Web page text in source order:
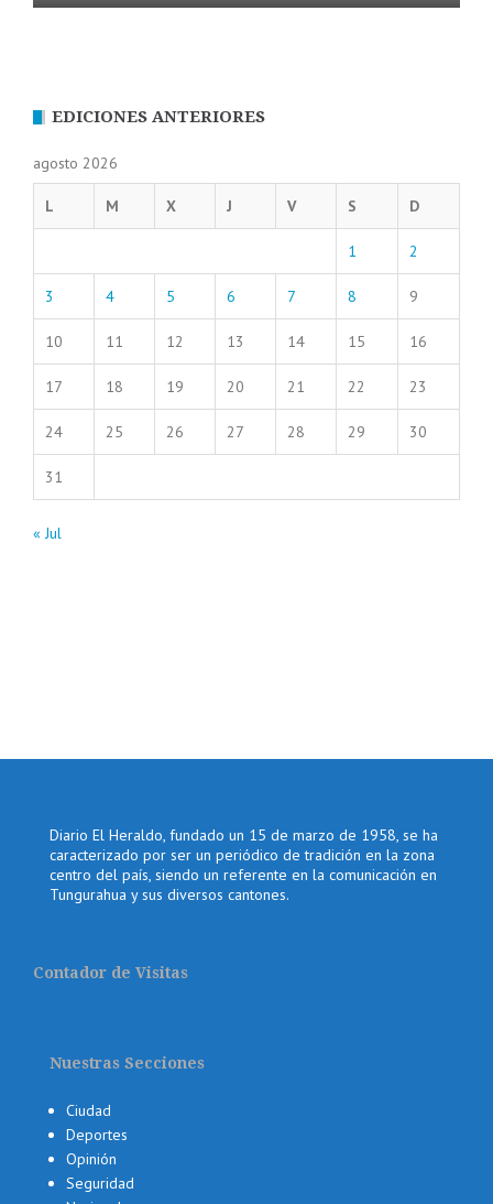
EDICIONES ANTERIORES
agosto 2026
L M X J V S D
1 2
3 4 5 6 7 8 9
10 11 12 13 14 15 16
17 18 19 20 21 22 23
24 25 26 27 28 29 30
31
« Jul
Diario El Heraldo, fundado un 15 de marzo de 1958, se ha
caracterizado por ser un periódico de tradición en la zona
centro del país, siendo un referente en la comunicación en
Tungurahua y sus diversos cantones.
Contador de Visitas
Nuestras Secciones
Ciudad
Deportes
Opinión
Seguridad